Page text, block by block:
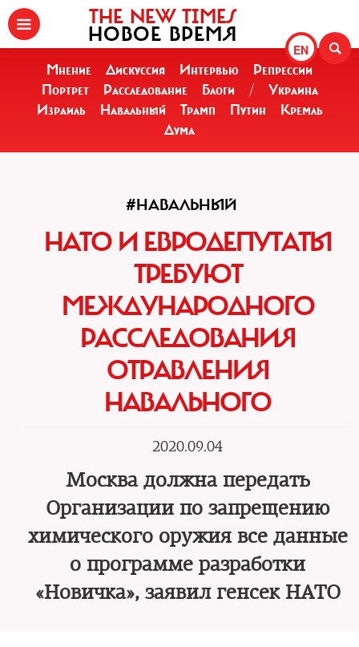
EN
THE NEW TIMES
НОВОЕ ВРЕМЯ
Мнение Дискуссия Интервью
Репрессии
Портрет
Расследование Блоги /
Украина
Израиль
Навальный Трамп Путин
Кремль
Дума
#НАВАЛЬНЫЙ
НАТО И ЕВРОДЕПУТАТЫ
ТРЕБУЮТ
МЕЖДУНАРОДНОГО
РАССЛЕДОВАНИЯ
ОТРАВЛЕНИЯ
НАВАЛЬНОГО
2020.09.04
Москва должна передать
Организации по запрещению
химического оружия все данные
о программе разработки
«Новичка», заявил генсек НАТО